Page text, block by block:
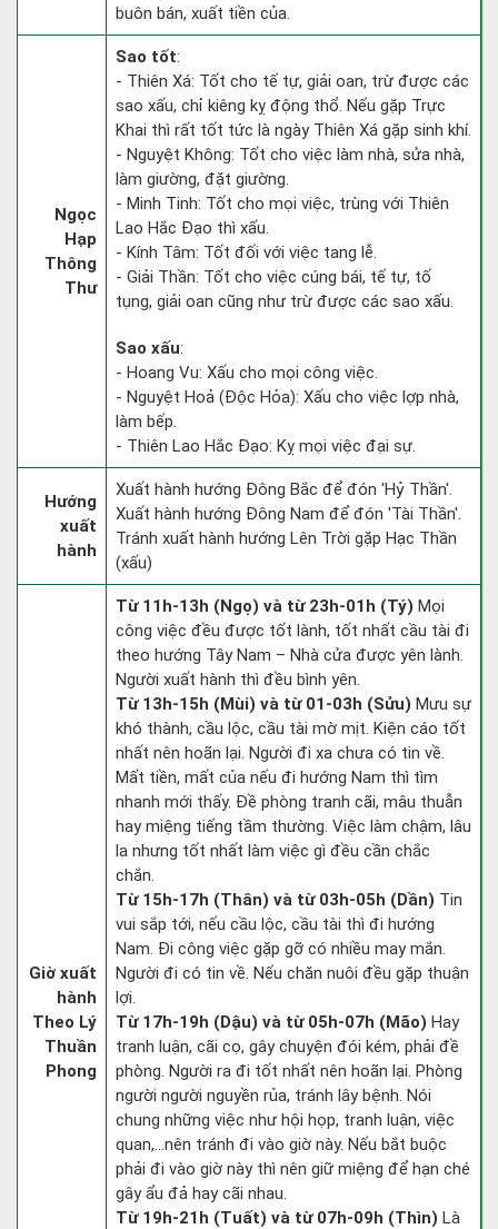
buôn bán, xuất tiền của.
Ngọc
Hạp
Thông
Thư
Sao tốt:
- Thiên Xá: Tốt cho tế tự, giải oan, trừ được các
sao xấu, chỉ kiêng kỵ động thổ. Nếu gặp Trực
Khai thì rất tốt tức là ngày Thiên Xá gặp sinh khí.
- Nguyệt Không: Tốt cho việc làm nhà, sửa nhà,
làm giường, đặt giường.
- Minh Tinh: Tốt cho mọi việc, trùng với Thiên
Lao Hắc Đạo thì xấu.
- Kính Tâm: Tốt đối với việc tang lễ.
- Giải Thần: Tốt cho việc cúng bái, tế tự, tố
tụng, giải oan cũng như trừ được các sao xấu.
Sao xấu:
- Hoang Vu: Xấu cho mọi công việc.
- Nguyệt Hoả (Độc Hỏa): Xấu cho việc lợp nhà,
làm bếp.
- Thiên Lao Hắc Đạo: Kỵ mọi việc đại sự.
Hướng
xuất
hành
Xuất hành hướng Đông Bắc để đón 'Hỷ Thần'.
Xuất hành hướng Đông Nam để đón 'Tài Thần'.
Tránh xuất hành hướng Lên Trời gặp Hạc Thần
(xấu)
Giờ xuất
hành
Theo Lý
Thuần
Phong
Từ 11h-13h (Ngọ) và từ 23h-01h (Tý) Mọi
công việc đều được tốt lành, tốt nhất cầu tài đi
theo hướng Tây Nam – Nhà cửa được yên lành.
Người xuất hành thì đều bình yên.
Từ 13h-15h (Mùi) và từ 01-03h (Sửu) Mưu sự
khó thành, cầu lộc, cầu tài mờ mịt. Kiện cáo tốt
nhất nên hoãn lại. Người đi xa chưa có tin về.
Mất tiền, mất của nếu đi hướng Nam thì tìm
nhanh mới thấy. Đề phòng tranh cãi, mâu thuẫn
hay miệng tiếng tầm thường. Việc làm chậm, lâu
la nhưng tốt nhất làm việc gì đều cần chắc
chắn.
Từ 15h-17h (Thân) và từ 03h-05h (Dần) Tin
vui sắp tới, nếu cầu lộc, cầu tài thì đi hướng
Nam. Đi công việc gặp gỡ có nhiều may mắn.
Người đi có tin về. Nếu chăn nuôi đều gặp thuận
lợi.
Từ 17h-19h (Dậu) và từ 05h-07h (Mão) Hay
tranh luận, cãi cọ, gây chuyện đói kém, phải đề
phòng. Người ra đi tốt nhất nên hoãn lại. Phòng
người người nguyền rủa, tránh lây bệnh. Nói
chung những việc như hội họp, tranh luận, việc
quan,…nên tránh đi vào giờ này. Nếu bắt buộc
phải đi vào giờ này thì nên giữ miệng để hạn ché
gây ẩu đả hay cãi nhau.
Từ 19h-21h (Tuất) và từ 07h-09h (Thìn) Là